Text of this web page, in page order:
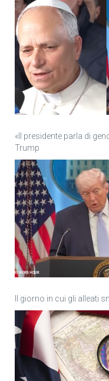
«Il presidente parla di
Trump
Il giorno in cui gli alleati